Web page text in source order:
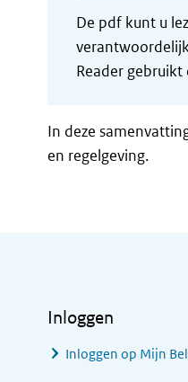
De pdf kunt u
Reader
In deze
en regelgeving.
Inloggen
Inloggen op Mijn